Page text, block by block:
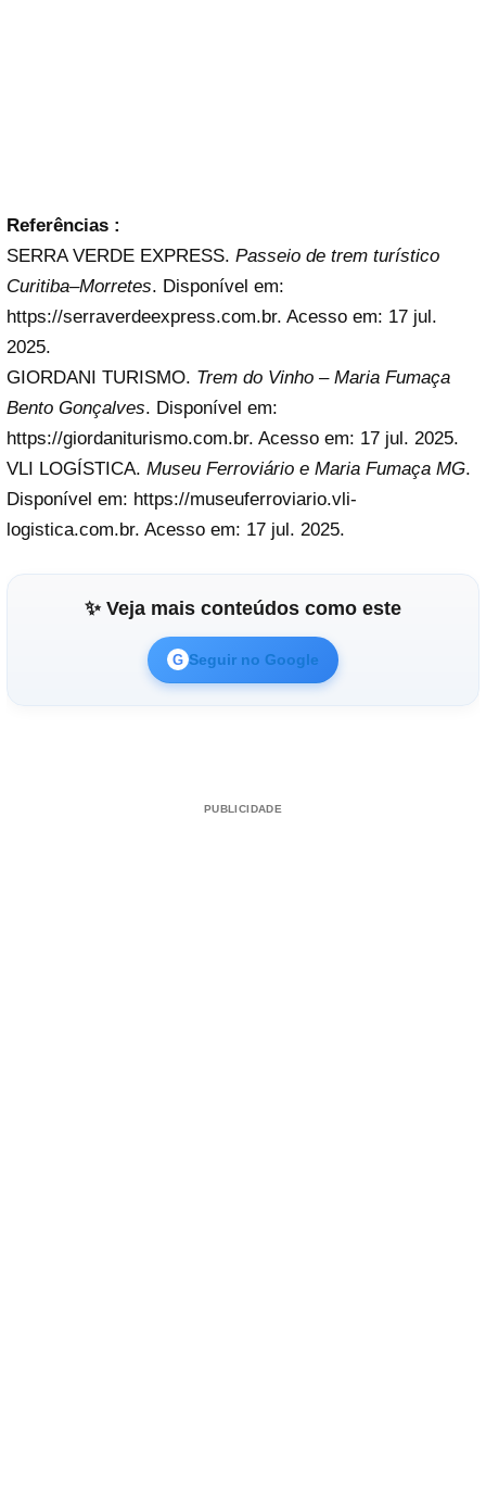
Referências :
SERRA VERDE EXPRESS. Passeio de trem turístico
Curitiba–Morretes. Disponível em:
https://serraverdeexpress.com.br. Acesso em: 17 jul.
2025.
GIORDANI TURISMO. Trem do Vinho – Maria Fumaça
Bento Gonçalves. Disponível em:
https://giordaniturismo.com.br. Acesso em: 17 jul. 2025.
VLI LOGÍSTICA. Museu Ferroviário e Maria Fumaça MG.
Disponível em: https://museuferroviario.vli-
logistica.com.br. Acesso em: 17 jul. 2025.
✨ Veja mais conteúdos como este
G Seguir no Google
PUBLICIDADE